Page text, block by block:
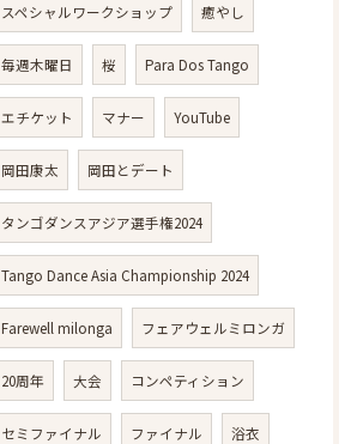
スペシャルワークショップ 癒やし
毎週木曜日 桜 Para Dos Tango
エチケット マナー YouTube
岡田康太 岡田とデート
タンゴダンスアジア選手権2024
Tango Dance Asia Championship 2024
Farewell milonga フェアウェルミロンガ
20周年 大会 コンペティション
セミファイナル ファイナル 浴衣